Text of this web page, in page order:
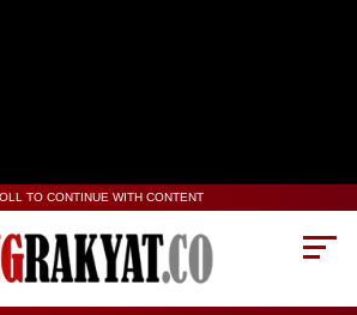
TO CONTINUE WITH CONTENT